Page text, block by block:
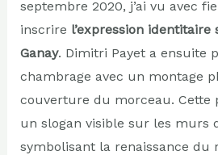
septembre 2020, j’ai vu avec
inscrire l’expression
Ganay. Dimitri Payet a ensuite
chambrage avec un montage
couverture du morceau. Cette
un slogan visible sur les murs
symbolisant la renaissance du